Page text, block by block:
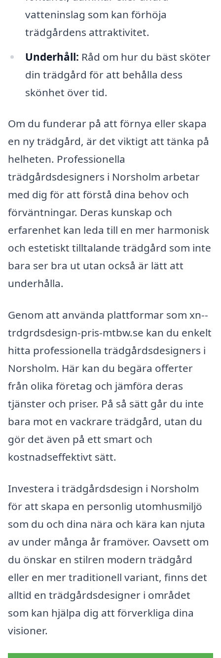
vatteninslag som kan förhöja
trädgårdens attraktivitet.
Underhåll: Råd om hur du bäst sköter
din trädgård för att behålla dess
skönhet över tid.
Om du funderar på att förnya eller skapa
en ny trädgård, är det viktigt att tänka på
helheten. Professionella
trädgårdsdesigners i Norsholm arbetar
med dig för att förstå dina behov och
förväntningar. Deras kunskap och
erfarenhet kan leda till en mer harmonisk
och estetiskt tilltalande trädgård som inte
bara ser bra ut utan också är lätt att
underhålla.
Genom att använda plattformar som xn--
trdgrdsdesign-pris-mtbw.se kan du enkelt
hitta professionella trädgårdsdesigners i
Norsholm. Här kan du begära offerter
från olika företag och jämföra deras
tjänster och priser. På så sätt går du inte
bara mot en vackrare trädgård, utan du
gör det även på ett smart och
kostnadseffektivt sätt.
Investera i trädgårdsdesign i Norsholm
för att skapa en personlig utomhusmiljö
som du och dina nära och kära kan njuta
av under många år framöver. Oavsett om
du önskar en stilren modern trädgård
eller en mer traditionell variant, finns det
alltid en trädgårdsdesigner i området
som kan hjälpa dig att förverkliga dina
visioner.